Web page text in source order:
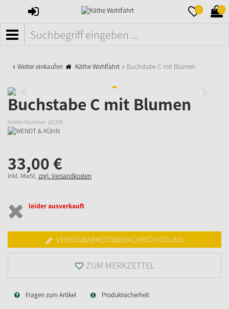
ANMELDEN 0 0
MENÜ
Weiter einkaufen Käthe Wohlfahrt Buchstabe C mit Blumen
Buchstabe C mit Blumen
Artikel-Nummer: 162199
33,00€
inkl. MwSt. zzgl. Versandkosten
leider ausverkauft
VERFÜGBARKEITSBENACHRICHTIGUNG
ZUM MERKZETTEL
Fragen zum Artikel Produktsicherheit